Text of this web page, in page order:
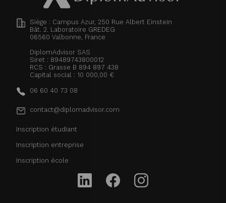
Siège : Campus Azur, 250 Rue Albert Einstein
Bât. 2. Laboratoire GREDEG
06560 Valbonne, France
DiplomAdvisor SAS
Siret : 89489743800012
RCS : Grasse B 894 897 438
Capital social : 10 000,00 €
06 60 40 73 08
contact@diplomadvisor.com
Inscription étudiant
Inscription entreprise
Inscription école